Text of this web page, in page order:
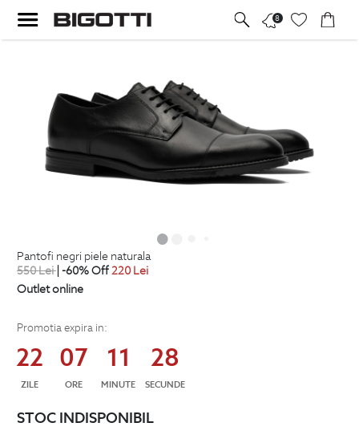
8
pantofi negri piele naturala
550Lei | -60% Off220 Lei
Outlet online
Promotia expira in:
22
ZILE
07
ORE
11
MINUTE
28
SECUNDE
STOC INDISPONIBIL